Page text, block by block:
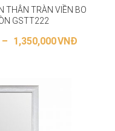
THÂN TRÀN VIỀN BO
GSTT222
– 1,350,000VNĐ